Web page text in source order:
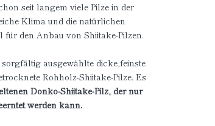
seit langem viele Pilze in der
Klima und die natürlichen
für den Anbau von Shiitake-Pilzen.
ausgewählte dicke,feinste
Rohholz-Shiitake-Pilze. Es
Donko-Shiitake-Pilz, der nur
werden kann.